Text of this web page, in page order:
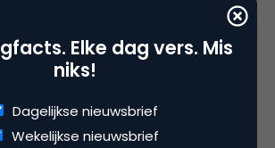
die suggestie. Je leunt puur op de
die door iemand anders
je volledige transparantie
zelf in de hand houdt. Eventuele
Elke dag vers. Mis
niks!
Dagelijkse nieuwsbrief
Wekelijkse nieuwsbrief